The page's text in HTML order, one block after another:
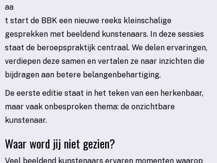
aa
t start de BBK een nieuwe reeks kleinschalige
gesprekken met beeldend kunstenaars. In deze sessies
staat de beroepspraktijk centraal. We delen ervaringen,
verdiepen deze samen en vertalen ze naar inzichten die
bijdragen aan betere belangenbehartiging.
De eerste editie staat in het teken van een herkenbaar,
maar vaak onbesproken thema: de onzichtbare
kunstenaar.
Waar word jij niet gezien?
Veel beeldend kunstenaars ervaren momenten waarop